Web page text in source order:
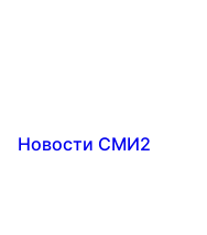
Новости СМИ2